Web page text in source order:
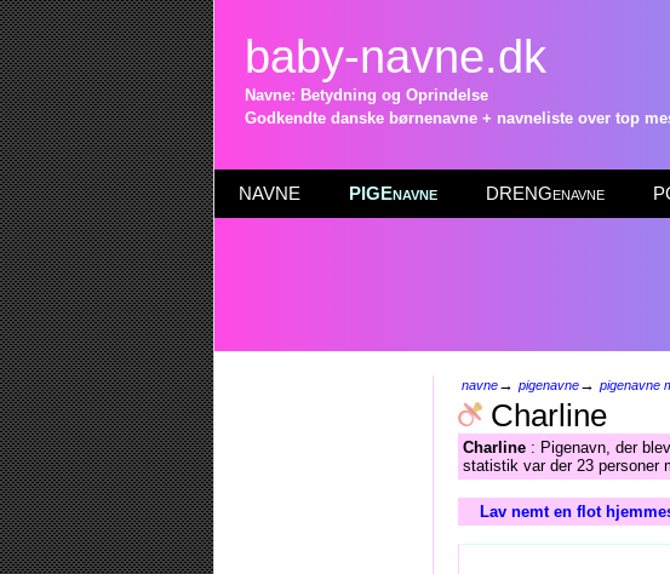
baby-navne.dk
Navne: Betydning og Oprindelse
Godkendte danske børnenavne + navneliste over top
NAVNE PIGEnavne DRENGenavne
navne→ pigenavne→ pigenavne
Charline
Charline : Pigenavn, der
statistik var der 23 personer
Lav nemt en flot